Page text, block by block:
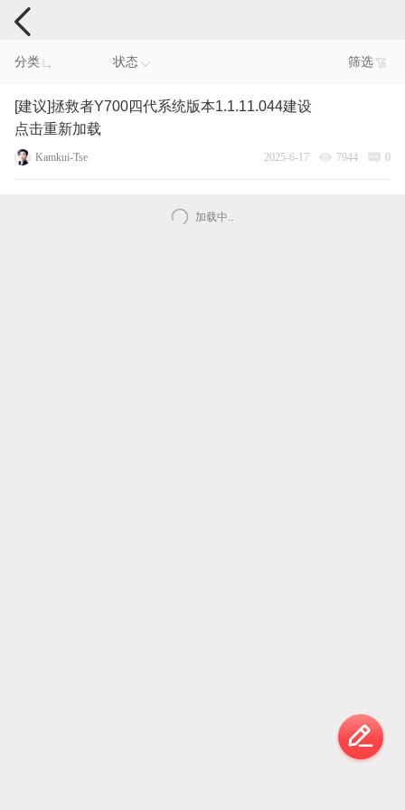
手机反馈
分类 状态 筛选
[建议]拯救者Y700四代系统版本1.1.11.044建设
点击重新加载
Kamkui-Tse 2025-6-17 7944 0
加载中..